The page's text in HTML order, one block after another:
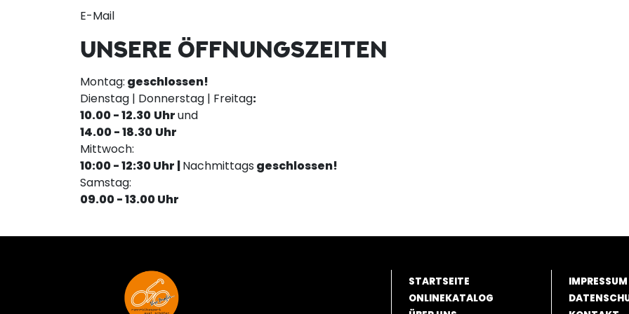
E-Mail
UNSERE ÖFFNUNGSZEITEN
Montag: geschlossen!
Dienstag | Donnerstag | Freitag:
10.00 - 12.30 Uhrund
14.00 - 18.30 Uhr
Mittwoch:
10:00 - 12:30 Uhr |Nachmittags geschlossen!
Samstag:
09.00 - 13.00 Uhr
STARTSEITE
ONLINEKATALOG
IMPRESSUM